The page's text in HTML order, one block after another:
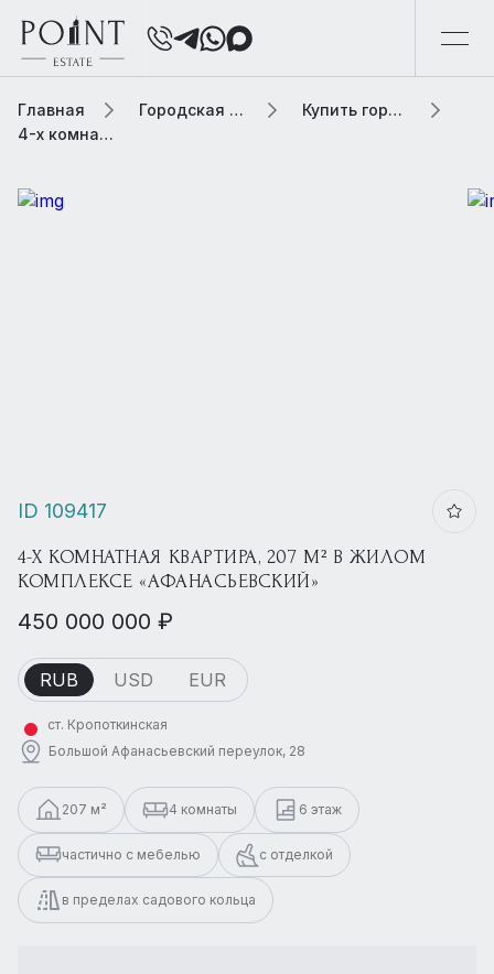
Главная Городская элитная недвижимость
Купить городскую недвижимость
4-х комнатная квартира, 207 м² В жилом комплексе «Афанасьевский»
ID 109417
4-Х КОМНАТНАЯ КВАРТИРА, 207 М² В ЖИЛОМ
КОМПЛЕКСЕ «АФАНАСЬЕВСКИЙ»
450 000 000 ₽
RUB USD EUR
ст. Кропоткинская
Большой Афанасьевский переулок, 28
207 м² 4 комнаты 6 этаж
частично с мебелью с отделкой
в пределах садового кольца